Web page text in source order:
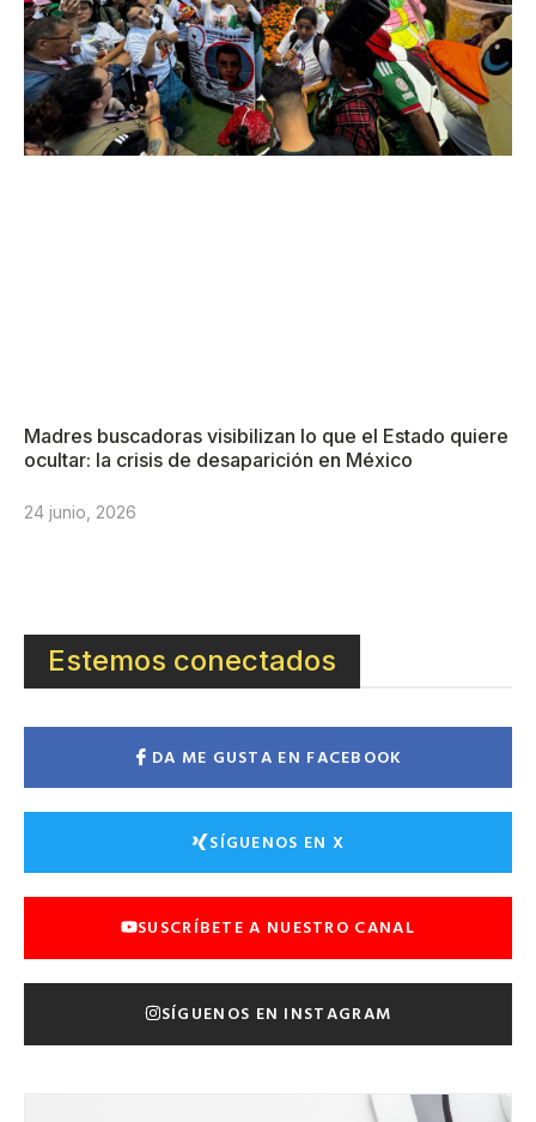
Madres buscadoras visibilizan lo que el Estado quiere
ocultar: la crisis de desaparición en México
24 junio, 2026
Estemos conectados
DA ME GUSTA EN FACEBOOK
SÍGUENOS EN X
SUSCRÍBETE A NUESTRO CANAL
SÍGUENOS EN INSTAGRAM